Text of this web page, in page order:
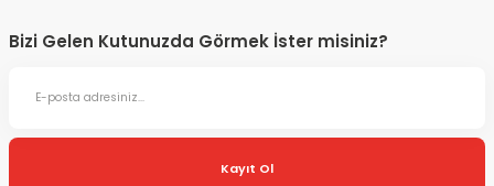
Bizi Gelen Kutunuzda Görmek İster misiniz?
Kayıt Ol